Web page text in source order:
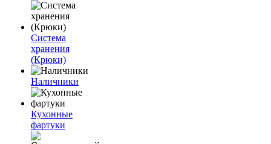
Система
хранения
(Крюки)
Наличники
Кухонные
фартуки